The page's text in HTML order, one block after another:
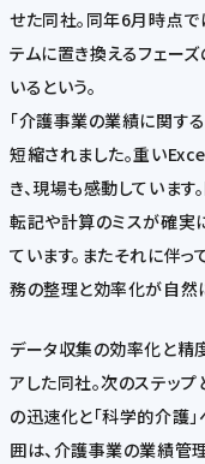
せた同社。同年6月時点
テムに置き換えるフェー
いるという。
「介護事業の業績に関す
短縮されました。重い
き、現場も感動しています
転記や計算のミスが確実
ています。またそれに伴
務の整理と効率化が自然
データ収集の効率化と精
アした同社。次のステッ
の迅速化と「科学的介護
囲は、介護事業の業績管